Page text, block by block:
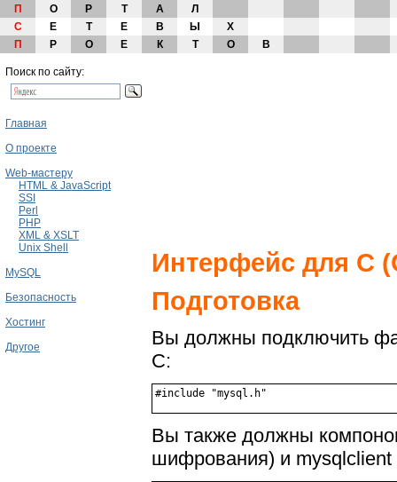
П О Р Т А
Л
С
Е Т Е В Ы
Х
П
Р О Е К Т О В
Поиск по сайту:
Главная
О проекте
Web-мастеру
HTML & JavaScript
SSI
Perl
PHP
XML & XSLT
Unix Shell
MySQL
Безопасность
Хостинг
Другое
Интерфейс для С
Подготовка
Вы должны подключить
C:
Вы также должны
шифрования) и mysqlclient